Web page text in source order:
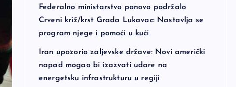
Federalno ministarstvo ponovo podržalo
Crveni križ/krst Grada Lukavac: Nastavlja se
program njege i pomoći u kući
Iran upozorio zaljevske države: Novi američki
napad mogao bi izazvati udare na
energetsku infrastrukturu u regiji